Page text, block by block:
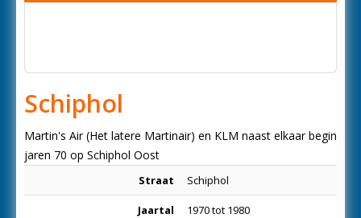
Schiphol
Martin's Air (Het latere Martinair) en KLM naast elkaar begin
jaren 70 op Schiphol Oost
Straat Schiphol
Jaartal 1970 tot 1980